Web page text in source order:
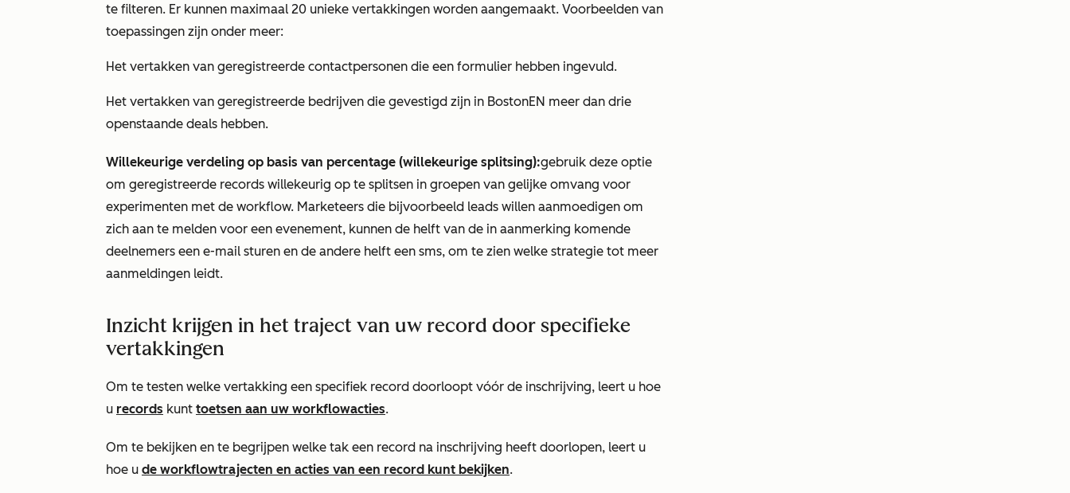
te filteren. Er kunnen maximaal 20 unieke vertakkingen worden aangemaakt. Voorbeelden van
toepassingen zijn onder meer:
Het vertakken van geregistreerde contactpersonen die een formulier hebben ingevuld.
Het vertakken van geregistreerde bedrijven die gevestigd zijn in BostonEN meer dan drie
openstaande deals hebben.
Willekeurige verdeling op basis van percentage (willekeurige splitsing):gebruik deze optie
om geregistreerde records willekeurig op te splitsen in groepen van gelijke omvang voor
experimenten met de workflow. Marketeers die bijvoorbeeld leads willen aanmoedigen om
zich aan te melden voor een evenement, kunnen de helft van de in aanmerking komende
deelnemers een e-mail sturen en de andere helft een sms, om te zien welke strategie tot meer
aanmeldingen leidt.
Inzicht krijgen in het traject van uw record door specifieke
vertakkingen
Om te testen welke vertakking een specifiek record doorloopt vóór de inschrijving, leert u hoe
u records kunt toetsen aan uw workflowacties.
Om te bekijken en te begrijpen welke tak een record na inschrijving heeft doorlopen, leert u
hoe u de workflowtrajecten en acties van een record kunt bekijken.